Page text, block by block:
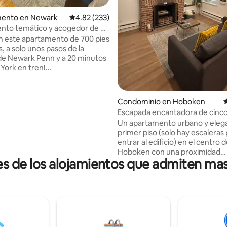
de 5; 258 evaluaciones
en Newark Calificación promedio: 4.82 de 5; 233
4.82 (233)
temático y acogedor de 2
| A minutos de Nueva York
este apartamento de 700 pies
a solo unos pasos de la
Newark Penn y a 20 minutos
en tren!
garantizar una estancia
🔹 Consulta las
Condominio en Hoboken
Escapada encantadora de
a pocas manzanas del
Nueva York.
Un apartamento urbano y
primer piso (solo hay escaleras
entrar al edificio) en el centro
Hoboken con una proximidad
inmejorable al transporte
ciudad de Nueva York y a los
cuenta con TV montada en la
de los alojamientos que admiten